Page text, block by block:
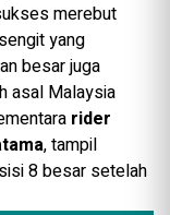
merebut
yang
besar juga
asal Malaysia
rider
, tampil
8 besar setelah